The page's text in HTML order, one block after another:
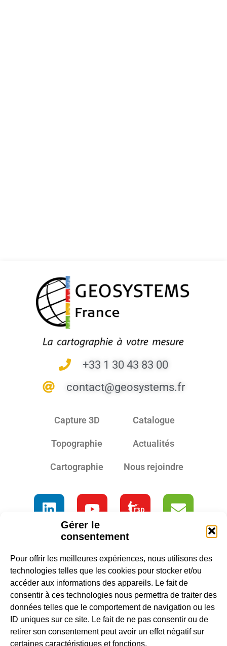
Gérer le
consentement
Pour offrir les meilleures expériences, nous utilisons des
technologies telles que les cookies pour stocker et/ou
accéder aux informations des appareils. Le fait de
consentir à ces technologies nous permettra de traiter des
données telles que le comportement de navigation ou les
ID uniques sur ce site. Le fait de ne pas consentir ou de
retirer son consentement peut avoir un effet négatif sur
certaines caractéristiques et fonctions.
+33 1 30 43 83 00
contact@geosystems.fr
Capture 3D
Topographie
Cartographie
Catalogue
Actualités
Nous rejoindre